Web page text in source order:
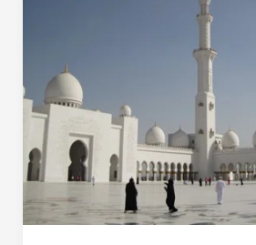
Grande
Mesquita
de
Abu
Dhabi!